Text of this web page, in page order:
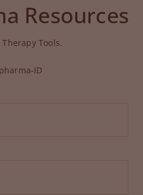
Resources
Tools.
ID